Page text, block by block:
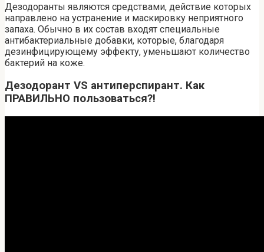
Дезодоранты являются средствами, действие которых
направлено на устранение и маскировку неприятного
запаха. Обычно в их состав входят специальные
антибактериальные добавки, которые, благодаря
дезинфицирующему эффекту, уменьшают количество
бактерий на коже.
Дезодорант VS антиперспирант. Как
ПРАВИЛЬНО пользоваться?!